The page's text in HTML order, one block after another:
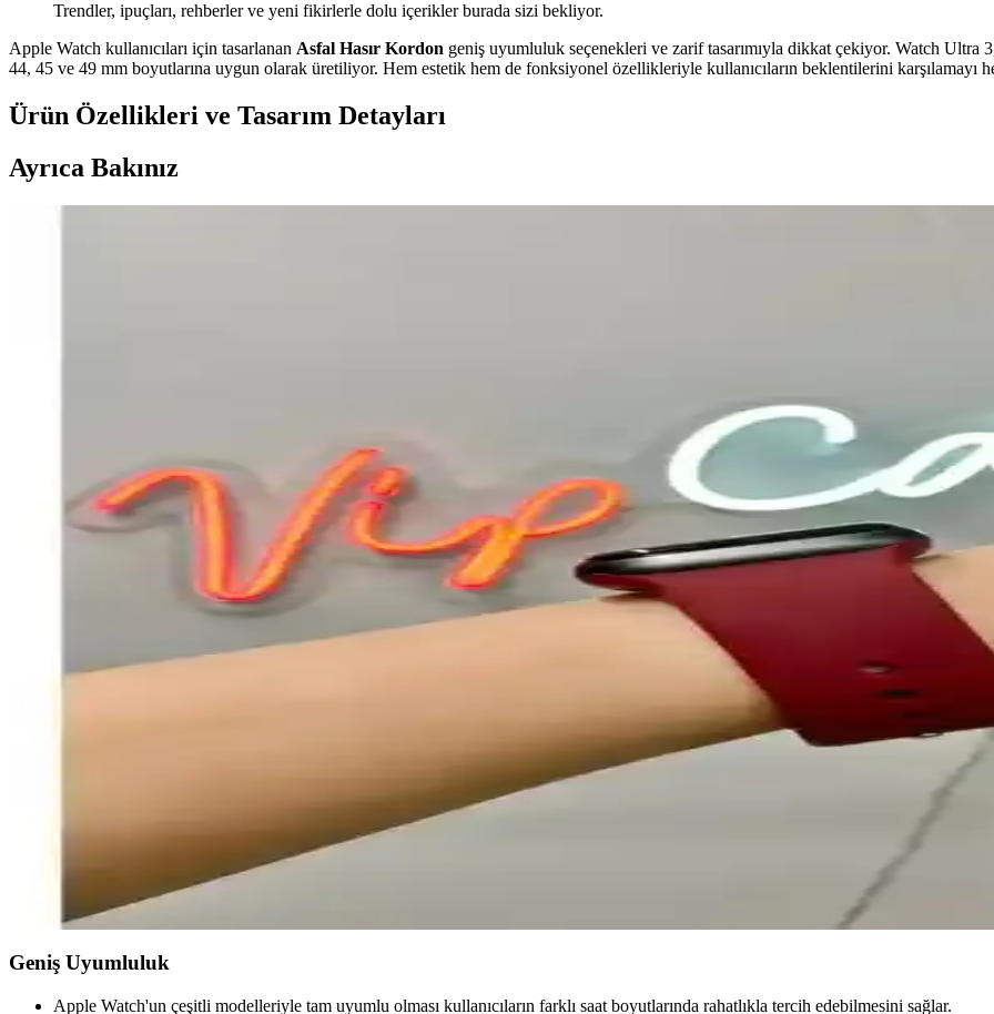
Trendler, ipuçları, rehberler ve yeni fikirlerle dolu içerikler burada sizi bekliyor.
Apple Watch kullanıcıları için tasarlanan Asfal Hasır Kordon geniş uyumluluk seçenekleri ve zarif tasarımıyla dikkat çekiyor. Watch
44, 45 ve 49 mm boyutlarına uygun olarak üretiliyor. Hem estetik hem de fonksiyonel özellikleriyle kullanıcıların beklentilerini karşılamayı
Ürün Özellikleri ve Tasarım Detayları
Ayrıca Bakınız
Mahzen Watch Uyumlu Seri: Şık ve Dayanıklı Apple Watch Kordonu Özellikleri ve Kullanım Avantajları
Mahzen Watch Uyumlu Seri, şık tasarımı ve dayanıklı malzemeleriyle Apple Watch kullanıcılarına uygun, kolay takıp çıkarılan ve çeşitli
Apple Watch Series 6 ve Apple Hesap Güvenliği: Güncel Sorunlar ve Çözüm Yolları
Apple Watch Series 6 ve Apple ID sorunlarına odaklanan bu içerik, güvenlik önlemleri ve çözüm yollarını detaylandırarak kullanıcıların
Apple Watch için Uyumlu Silikon Kordon İncelemesi ve Kullanıcı Deneyimleri
Apple Watch uyumlu silikon kordonlar, şık tasarımı, konforu ve dayanıklılığıyla günlük kullanım için ideal. Renk seçenekleri ve yüksek
Asfal Metal Başlıklı Apple Watch Kayışı: 42–49 mm uyumlu, Watch Ultra için şık tasarım
Asfal Metal Başlıklı Apple Watch Kayışı, 42–49 mm aralığında uyum sağlar ve Watch Ultra ile uyumludur. Dayanıklı metal başlık,
Apple Watch Series 10 ve 11 46 mm için dayanıklı ve şık koruyucu kılıf seçenekleri
İki farklı Apple Watch koruyucu ürününü karşılaştırıyoruz. Dayanıklılık, kullanım kolaylığı ve estetik özellikleriyle cihazınızı güvenle
Vip Case Uyumlu Apple Watch Spor Silikon Kayışları Detaylı İnceleme
Vip Case tarafından tasarlanan silikon kayışlar, Apple Watch modelleriyle uyumlu, hafif, dayanıklı ve çeşitli renk seçenekleriyle kullanımı
Geniş Uyumluluk
Apple Watch'un çeşitli modelleriyle tam uyumlu olması kullanıcıların farklı saat boyutlarında rahatlıkla tercih edebilmesini sağlar.